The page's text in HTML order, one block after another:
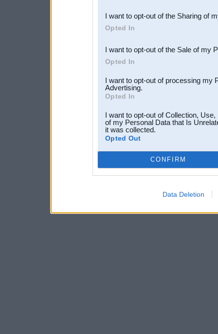
Downstream Participants
third parties.
I want to opt-out of the Sharing of
Opted In
I want to opt-out of the Sale of my
Opted In
I want to opt-out of processing my
Advertising.
Opted In
I want to opt-out of Collection,
of my Personal Data that Is
it was collected.
Opted Out
CONFIRM
Data Deletion